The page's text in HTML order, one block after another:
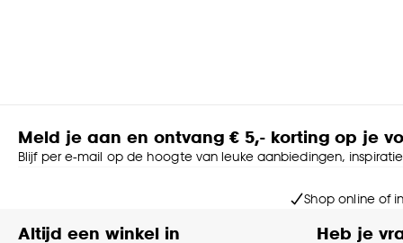
Meld je aan en ontvang € 5,- korting op je
Blijf per e-mail op de hoogte van leuke aanbiedingen,
Shop online of
Altijd een winkel in
Heb je